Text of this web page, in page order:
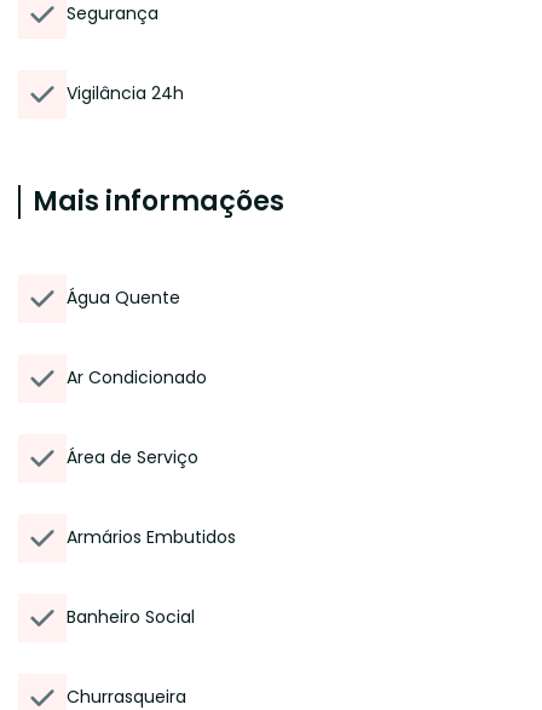
Segurança
Vigilância 24h
Mais informações
Água Quente
Ar Condicionado
Área de Serviço
Armários Embutidos
Banheiro Social
Churrasqueira